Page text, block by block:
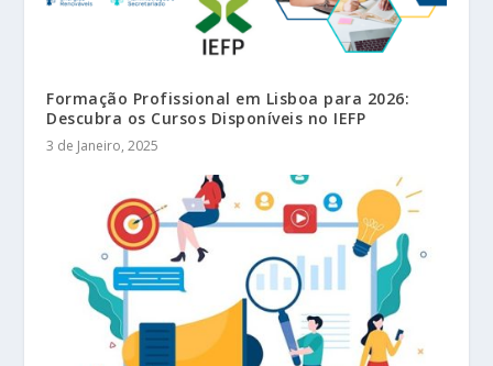
Formação Profissional em Lisboa para 2026:
Descubra os Cursos Disponíveis no IEFP
3 de Janeiro, 2025